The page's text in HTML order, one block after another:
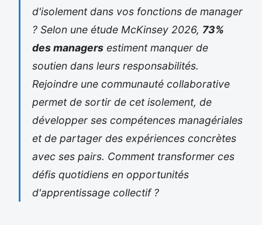
d'isolement dans vos fonctions de manager
? Selon une étude McKinsey 2026, 73%
des managers estiment manquer de
soutien dans leurs responsabilités.
Rejoindre une communauté collaborative
permet de sortir de cet isolement, de
développer ses compétences managériales
et de partager des expériences concrètes
avec ses pairs. Comment transformer ces
défis quotidiens en opportunités
d'apprentissage collectif ?